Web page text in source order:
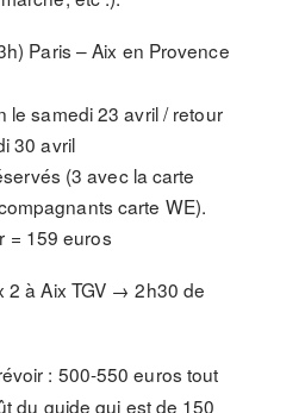
Paris – Aix en Provence
le samedi 23 avril / retour
30 avril
(3 avec la carte
carte WE).
= 159 euros
2 à Aix TGV → 2h30 de
: 500-550 euros tout
du guide qui est de 150